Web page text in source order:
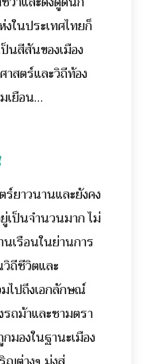
งในประเทศไทยก็
นสีสันของเมือง
าสตร์และวิถีท้อง
เยือน…
ร์ยาวนานและยังคง
ป็นจำนวนมาก ไม่
นเรือนในย่านการ
ถีชีวิตและ
ไปถึงเอกลักษณ์
รถม้าและชามตรา
มองในฐานะเมือง